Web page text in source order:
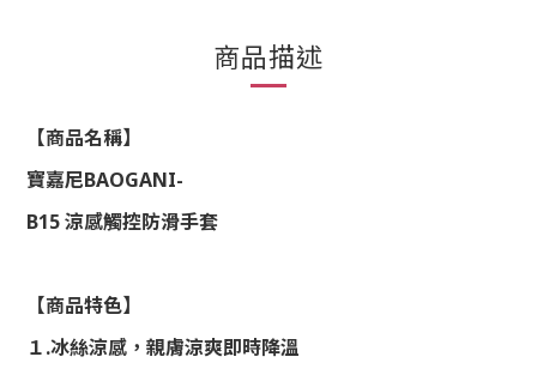
商品描述
【商品名稱】
寶嘉尼BAOGANI-
B15涼感觸控防滑手套
【商品特色】
１.冰絲涼感，親膚涼爽即時降溫